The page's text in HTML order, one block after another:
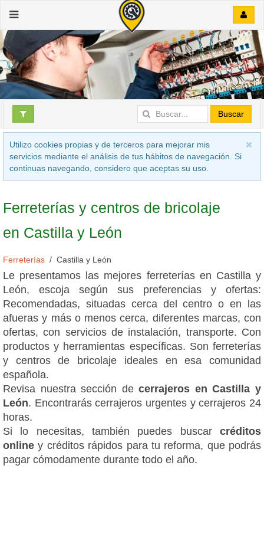
Buscar
Utilizo cookies propias y de terceros para mejorar mis
servicios mediante el análisis de tus hábitos de navegación. Si
continuas navegando, considero que aceptas su uso.
Ferreterías y centros de bricolaje
en Castilla y León
Ferreterías Castilla y León
Le presentamos las mejores ferreterías en Castilla y
León, escoja según sus preferencias y ofertas:
Recomendadas, situadas cerca del centro o en las
afueras y más o menos cerca, diferentes marcas, con
ofertas, con servicios de instalación, transporte. Con
productos y herramientas específicas. Son ferreterías
y centros de bricolaje ideales en esa comunidad
española.
Revisa nuestra sección decerrajeros en Castilla y
León. Encontrarás cerrajeros urgentes y cerrajeros 24
horas.
Si lo necesitas, también puedes buscar créditos
onliney créditos rápidos para tu reforma, que podrás
pagar cómodamente durante todo el año.